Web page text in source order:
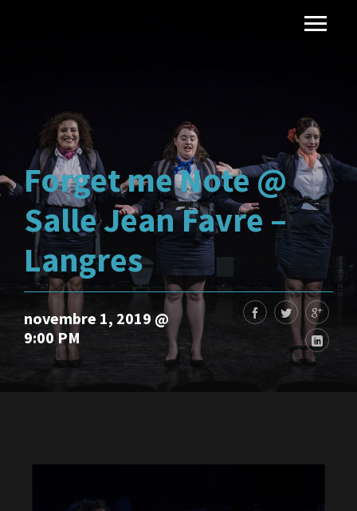
Forget me Note @
Salle Jean Favre –
Langres
novembre 1, 2019 @
9:00 PM